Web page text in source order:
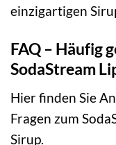
einzigartigen
FAQ – Häufig
SodaStream
Hier finden Sie
Fragen zum
Sirup.